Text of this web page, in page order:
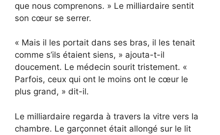
que nous comprenons. » Le milliardaire sentit
son cœur se serrer.
« Mais il les portait dans ses bras, il les tenait
comme s’ils étaient siens, » ajouta-t-il
doucement. Le médecin sourit tristement. «
Parfois, ceux qui ont le moins ont le cœur le
plus grand, » dit-il.
Le milliardaire regarda à travers la vitre vers la
chambre. Le garçonnet était allongé sur le lit